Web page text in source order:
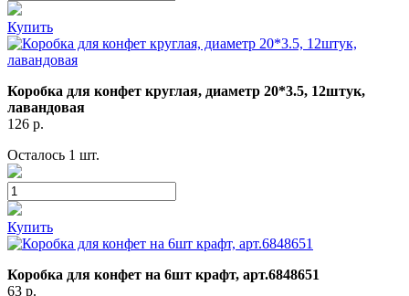
Купить
Коробка для конфет круглая, диаметр 20*3.5, 12штук,
лавандовая
126 р.
Осталось 1 шт.
Купить
Коробка для конфет на 6шт крафт, арт.6848651
63 р.